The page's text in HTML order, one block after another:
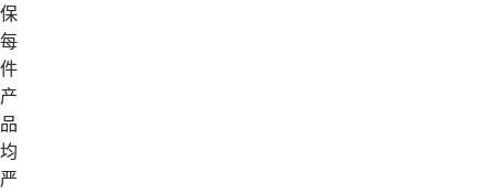
保
每
件
产
品
均
严